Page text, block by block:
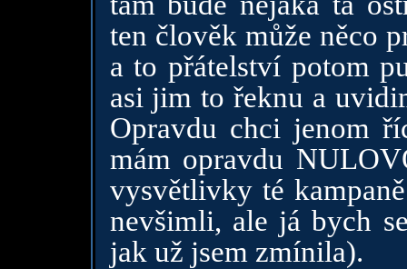
ten člověk může něco
a to přátelství potom
asi jim to řeknu a
Opravdu chci jenom
mám opravdu
vysvětlivky té
nevšimli, ale já bych
jak už jsem zmínila).